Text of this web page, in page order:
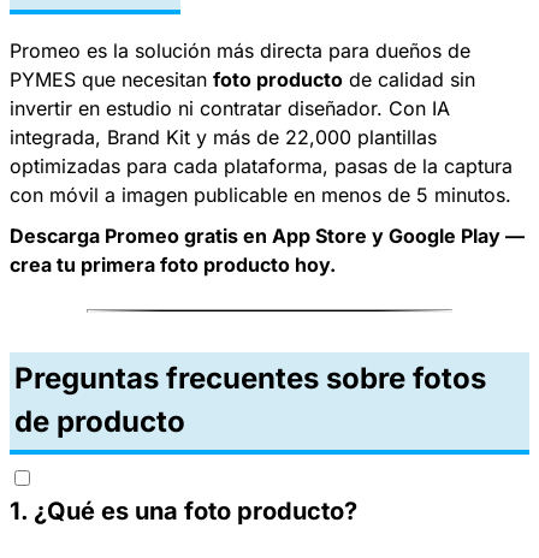
Promeo es la solución más directa para dueños de
PYMES que necesitan foto producto de calidad sin
invertir en estudio ni contratar diseñador. Con IA
integrada, Brand Kit y más de 22,000 plantillas
optimizadas para cada plataforma, pasas de la captura
con móvil a imagen publicable en menos de 5 minutos.
Descarga Promeo gratis en App Store y Google Play —
crea tu primera foto producto hoy.
Preguntas frecuentes sobre fotos
de producto
1. ¿Qué es una foto producto?